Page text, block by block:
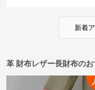
新着
革 財布レザー長財布の